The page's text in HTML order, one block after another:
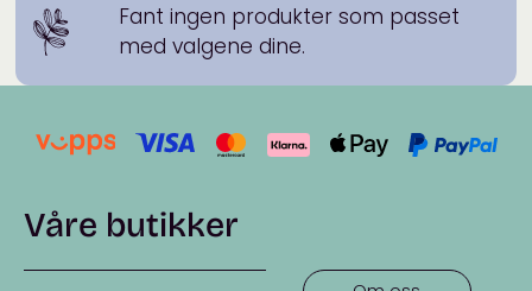
Fant ingen produkter som passet
med valgene dine.
Våre butikker